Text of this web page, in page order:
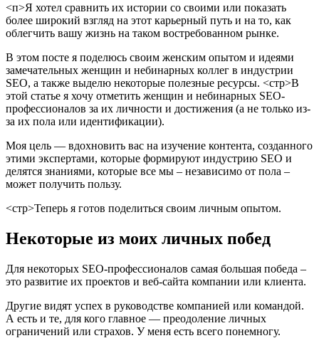
<п>Я хотел сравнить их истории со своими или показать
более широкий взгляд на этот карьерный путь и на то, как
облегчить вашу жизнь на таком востребованном рынке.
В этом посте я поделюсь своим женским опытом и идеями
замечательных женщин и небинарных коллег в индустрии
SEO, а также выделю некоторые полезные ресурсы. <стр>В
этой статье я хочу отметить женщин и небинарных SEO-
профессионалов за их личности и достижения (а не только из-
за их пола или идентификации).
Моя цель — вдохновить вас на изучение контента, созданного
этими экспертами, которые формируют индустрию SEO и
делятся знаниями, которые все мы – независимо от пола –
может получить пользу.
<стр>Теперь я готов поделиться своим личным опытом.
Некоторые из моих личных побед
Для некоторых SEO-профессионалов самая большая победа –
это развитие их проектов и веб-сайта компании или клиента.
Другие видят успех в руководстве компанией или командой.
А есть и те, для кого главное — преодоление личных
ограничений или страхов. У меня есть всего понемногу.